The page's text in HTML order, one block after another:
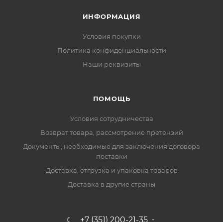
ИНФОРМАЦИЯ
Условия покупки
Политика конфиденциальности
Наши реквизиты
ПОМОЩЬ
Условия сотрудничества
Возврат товара, рассмотрение претензий
Документы, необходимые для заключения договора
поставки
Доставка, отгрузка и упаковка товаров
Доставка в другие страны
+7 (351) 200-21-35